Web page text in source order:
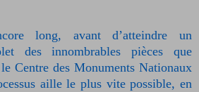
long, avant d’atteindre un
des innombrables pièces que
Centre des Monuments Nationaux
aille le plus vite possible, en